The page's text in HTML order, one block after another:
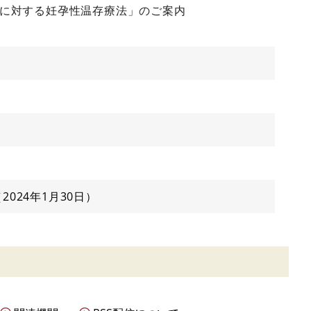
対する妊孕性温存療法」のご案内
2024年1月30日